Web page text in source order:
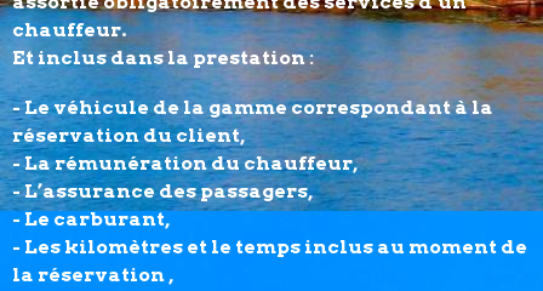
chauffeur.
Et inclus dans la prestation :
- Le véhicule de la gamme correspondant à la
réservation du client,
- La rémunération du chauffeur,
- L’assurance des passagers,
- Le carburant,
- Les kilomètres et le temps inclus au moment de
la réservation ,